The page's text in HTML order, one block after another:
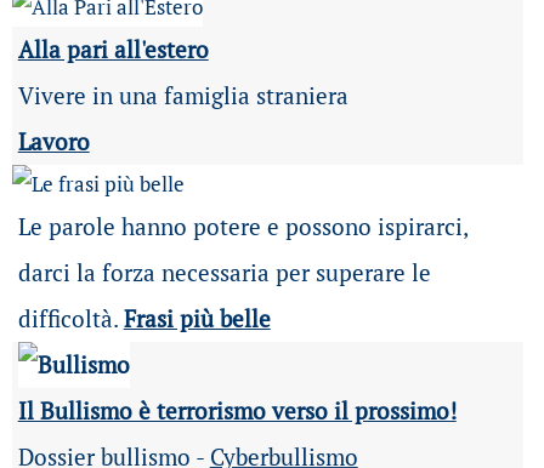
Alla pari all'estero
Vivere in una famiglia straniera
Lavoro
Le parole hanno potere e possono ispirarci,
darci la forza necessaria per superare le
difficoltà. Frasi più belle
Il Bullismo è terrorismo verso il prossimo!
Dossier bullismo - Cyberbullismo